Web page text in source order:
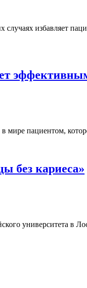
избавляет
мире пациентом,
без кариеса»
университета в